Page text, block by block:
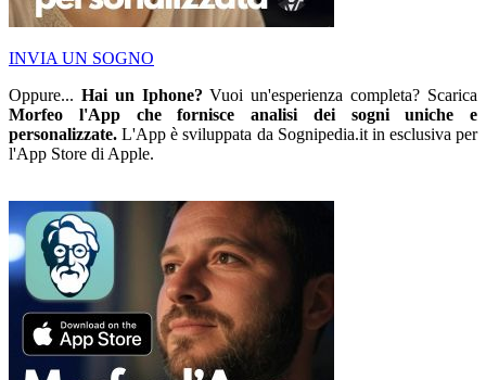
INVIA UN SOGNO
Oppure... Hai un Iphone? Vuoi un'esperienza completa? Scarica
Morfeo l'App che fornisce analisi dei sogni uniche e
personalizzate. L'App è sviluppata da Sognipedia.it in esclusiva per
l'App Store di Apple.